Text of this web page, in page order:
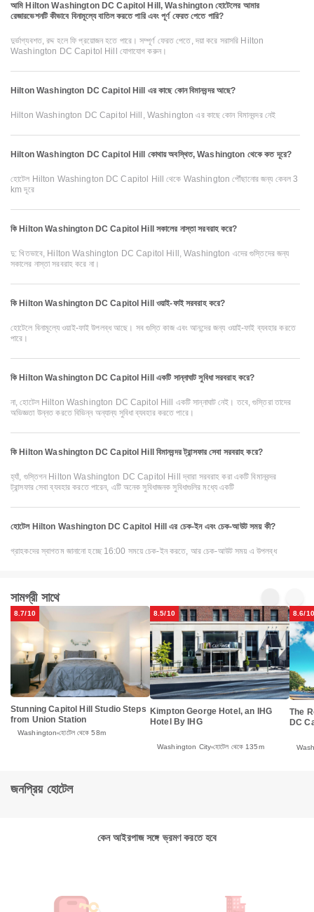
আমি Hilton Washington DC Capitol Hill, Washington হোটেলের আমার
রেজারভেশনটি কীভাবে বিনামূল্যে বাতিল করতে পারি এবং পূর্ণ ফেরত পেতে পারি?
দুর্ভাগ্যবশত, রদ্দ হলে ফি প্রয়োজন হতে পারে। সম্পূর্ণ ফেরত পেতে, দয়া করে সরাসরি Hilton
Washington DC Capitol Hill যোগাযোগ করুন।
Hilton Washington DC Capitol Hill এর কাছে কোন বিমানবন্দর আছে?
Hilton Washington DC Capitol Hill, Washington এর কাছে কোন বিমানবন্দর নেই
Hilton Washington DC Capitol Hill কোথায় অবস্থিত, Washington থেকে কত দূরে?
হোটেল Hilton Washington DC Capitol Hill থেকে Washington পৌঁছানোর জন্য কেবল 3
km দূরে
কি Hilton Washington DC Capitol Hill সকালের নাস্তা সরবরাহ করে?
দু: খিতভাবে, Hilton Washington DC Capitol Hill, Washington এদের গুস্তিদের জন্য
সকালের নাস্তা সরবরাহ করে না।
কি Hilton Washington DC Capitol Hill ওয়াই-ফাই সরবরাহ করে?
হোটেলে বিনামূল্যে ওয়াই-ফাই উপলব্ধ আছে। সব গুস্তি কাজ এবং আনন্দের জন্য ওয়াই-ফাই ব্যবহার করতে
পারে।
কি Hilton Washington DC Capitol Hill একটি সান্নাঘাট সুবিধা সরবরাহ করে?
না, হোটেল Hilton Washington DC Capitol Hill একটি সান্নাঘাট নেই। তবে, গুস্তিরা তাদের
অভিজ্ঞতা উন্নত করতে বিভিন্ন অন্যান্য সুবিধা ব্যবহার করতে পারে।
কি Hilton Washington DC Capitol Hill বিমানবন্দর ট্রান্সফার সেবা সরবরাহ করে?
হ্যাঁ, গুস্তিগন Hilton Washington DC Capitol Hill দ্বারা সরবরাহ করা একটি বিমানবন্দর
ট্রান্সফার সেবা ব্যবহার করতে পারেন, এটি অনেক সুবিধাজনক সুবিধাগুলির মধ্যে একটি
হোটেল Hilton Washington DC Capitol Hill এর চেক-ইন এবং চেক-আউট সময় কী?
গ্রাহকদের স্বাগতম জানানো হচ্ছে 16:00 সময়ে চেক-ইন করতে, আর চেক-আউট সময় এ উপলব্ধ
সামগ্রী সাথে
8.7/10
Stunning Capitol Hill Studio Steps
from Union Station
Washington হোটেল থেকে 58m
8.5/10
Kimpton George Hotel, an IHG
Hotel By IHG
Washington City হোটেল থেকে 135m
8.6/10
The
DC
জনপ্রিয় হোটেল
কেন আইরপাজ সঙ্গে ভ্রমণ করতে হবে